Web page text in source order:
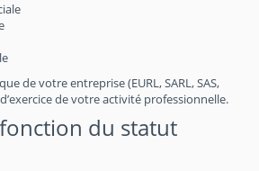
de votre entreprise (EURL, SARL, SAS,
de votre activité professionnelle.
fonction du statut